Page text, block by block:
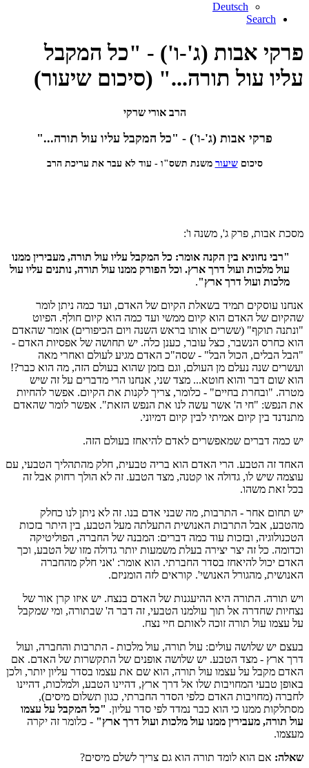
Deutsch
Search
פרקי אבות (ג'-ו') - "כל המקבל
עליו עול תורה..." (סיכום שיעור)
הרב אורי שרקי
פרקי אבות (ג'-ו') - "כל המקבל עליו עול תורה..."
סיכוםשיעור משנת תשס"ו - עוד לא עבר את עריכת הרב
מסכת אבות, פרק ג', משנה ו':
"רבי נחוניא בין הקנה אומר: כל המקבל עליו עול תורה, מעבירין ממנו
עול מלכות ועול דרך ארץ. וכל הפורק ממנו עול תורה, נותנים עליו עול
מלכות ועול דרך ארץ".
אנחנו עוסקים תמיד בשאלת הקיום של האדם, ועד כמה ניתן לומר
שהקיום של האדם הוא קיום ממשי ועד כמה הוא קיום חולף. הפיוט
"ונתנה תוקף" (ששרים אותו בראש השנה ויום הכיפורים) אומר שהאדם
הוא כחרס הנשבר, כצל עובר, כענן כלה. יש תחושה של אפסיות האדם -
"הבל הבלים, הכול הבל" - שסה"כ האדם מגיע לעולם ואחרי מאה
ועשרים שנה נעלם מן העולם, וגם בזמן שהוא בעולם הזה, מה הוא כבר?!
הוא שום דבר והוא חוטא... מצד שני, אנחנו הרי מדברים על זה שיש
מטרה. "ובחרת בחיים" - כלומר, צריך לקנות את הקיום. אפשר להחיות
את הנפש: "חי ה' אשר עשה לנו את הנפש הזאת". אפשר לומר שהאדם
מתנדנד בין קיום אמיתי לבין קיום דמיוני.
יש כמה דברים שמאפשרים לאדם להיאחז בעולם הזה.
האחד זה הטבע. הרי האדם הוא בריה טבעית, חלק מהתהליך הטבעי, עם
עוצמה שיש לו, גדולה או קטנה, מצד הטבע. זה לא הולך רחוק אבל זה
בכל זאת משהו.
יש תחום אחר - התרבות, מה שבני אדם בנו. זה לא ניתן לנו כחלק
מהטבע, אבל התרבות האנושית התעלתה מעל הטבע, בין היתר בזכות
הטכנולוגיה, ובזכות עוד כמה דברים: המבנה של החברה, הפוליטיקה
וכדומה. כל זה יצר יצירה בעלת משמעות יותר גדולה מזו של הטבע, וכך
האדם יכול להיאחז בסדר החברתי. הוא אומר: 'אני חלק מהחברה
האנושית, מהגורל האנושי'. קוראים לזה הומניזם.
ויש תורה. התורה היא ההיעגנות של האדם בנצח. יש איזו קרן אור של
נצחיות שחדרה אל תוך עולמנו הטבעי, זה דבר ה' שבתורה, ומי שמקבל
על עצמו עול תורה זוכה לאותם חיי נצח.
בעצם יש שלושה עולים: עול תורה, עול מלכות - התרבות והחברה, ועול
דרך ארץ - מצד הטבע. יש שלושה אופנים של התקשרות של האדם. אם
האדם מקבל על עצמו עול תורה, הוא שם את עצמו בסדר עליון יותר, ולכן
באופן טבעי המחויבות שלו אל דרך ארץ, דהיינו הטבע, ולמלכות, דהיינו
לחברה (מחויבות האדם כלפי הסדר החברתי, כגון תשלום מיסים),
מסתלקות ממנו כי הוא כבר נמדד לפי סדר עליון. "כל המקבל על עצמו
עול תורה, מעבירין ממנו עול מלכות ועול דרך ארץ" - כלומר זה יקרה
מעצמו.
שאלה: אם הוא לומד תורה הוא גם צריך לשלם מיסים?